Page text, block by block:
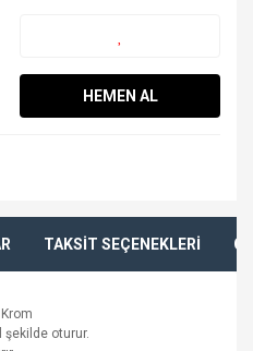
HEMEN AL
TAKSİT SEÇENEKLERİ
şekilde oturur.